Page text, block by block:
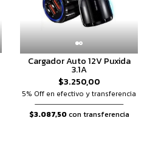
Cargador Auto 12V Puxida
3.1A
$3.250,00
5% Off en efectivo y transferencia
$3.087,50con transferencia